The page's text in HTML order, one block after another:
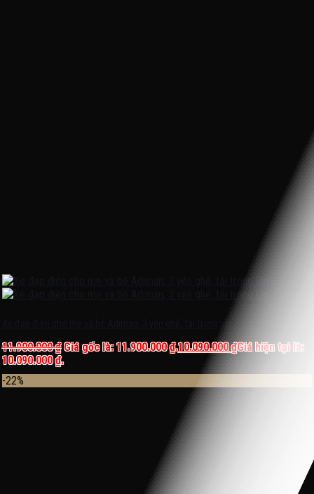
Xe đạp điện cho mẹ và bé Adiman, 3 yên ghế, tải trọng lớn
11.900.000₫ Giá gốc là: 11.900.000 ₫.10.090.000₫Giá hiện tại là:
10.090.000 ₫.
-22%